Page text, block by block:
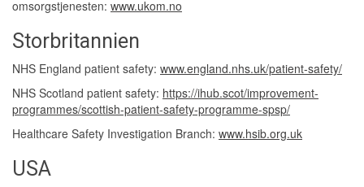
omsorgstjenesten: www.ukom.no
Storbritannien
NHS England patient safety: www.england.nhs.uk/patient-safety/
NHS Scotland patient safety: https://ihub.scot/improvement-
programmes/scottish-patient-safety-programme-spsp/
Healthcare Safety Investigation Branch: www.hsib.org.uk
USA